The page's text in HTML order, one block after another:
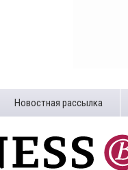
Новостная рассылка